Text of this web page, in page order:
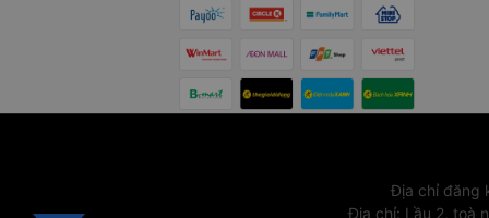
Địa chỉ đăng
Địa chỉ: Lầu 2, toà